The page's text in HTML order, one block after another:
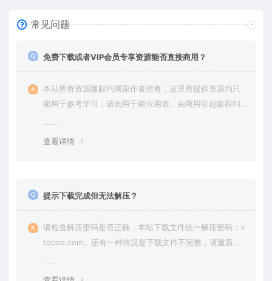
常见问题
免费下载或者VIP会员专享资源能否直接商用？
本站所有资源版权均属原作者所有，这里所提供资源均只
能用于参考学习，请勿用于商业用途。由商用引起版权纠
查看详情
提示下载完成但无法解压？
请检查解压密码是否正确，本站下载文件统一解压密码：v
tocoo.com。还有一种情况是下载文件不完整，请重新下